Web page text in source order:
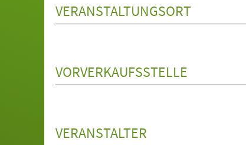
VERANSTALTUNGSORT
VORVERKAUFSSTELLE
VERANSTALTER